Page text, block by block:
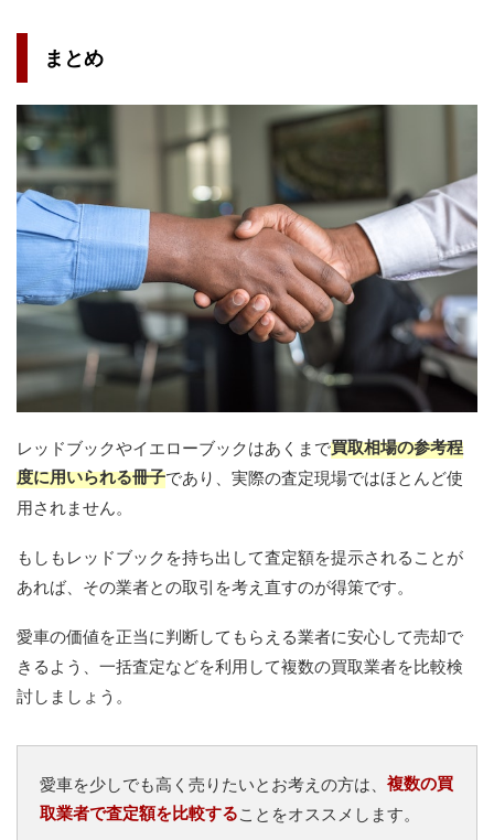
まとめ
レッドブックやイエローブックはあくまで買取相場の参考程
度に用いられる冊子であり、実際の査定現場ではほとんど使
用されません。
もしもレッドブックを持ち出して査定額を提示されることが
あれば、その業者との取引を考え直すのが得策です。
愛車の価値を正当に判断してもらえる業者に安心して売却で
きるよう、一括査定などを利用して複数の買取業者を比較検
討しましょう。
愛車を少しでも高く売りたいとお考えの方は、 複数の買
取業者で査定額を比較することをオススメします。